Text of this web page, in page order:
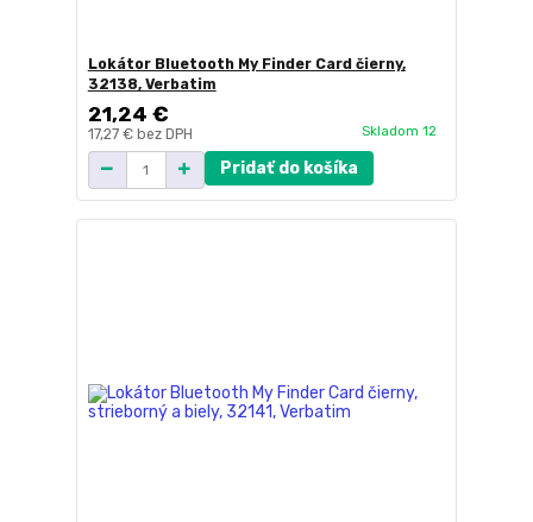
Lokátor Bluetooth My Finder Card čierny,
32138, Verbatim
21,24 €
17,27 € bez DPH Skladom 12
Pridať do košíka